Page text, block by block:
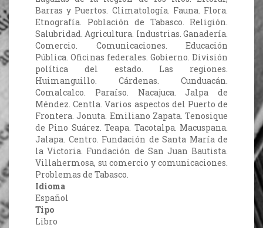
Barras y Puertos. Climatología. Fauna. Flora.
Etnografía. Población de Tabasco. Religión.
Salubridad. Agricultura. Industrias. Ganadería.
Comercio. Comunicaciones. Educación
Pública. Oficinas federales. Gobierno. División
política del estado. Las regiones.
Huimanguillo. Cárdenas. Cunduacán.
Comalcalco. Paraíso. Nacajuca. Jalpa de
Méndez. Centla. Varios aspectos del Puerto de
Frontera. Jonuta. Emiliano Zapata. Tenosique
de Pino Suárez. Teapa. Tacotalpa. Macuspana.
Jalapa. Centro. Fundación de Santa María de
la Victoria. Fundación de San Juan Bautista.
Villahermosa, su comercio y comunicaciones.
Problemas de Tabasco.
Idioma
Español
Tipo
Libro